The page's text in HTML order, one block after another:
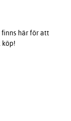
här för att
köp!